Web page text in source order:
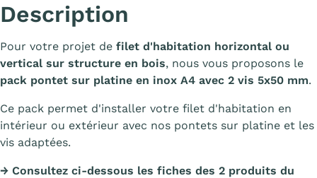
Description
Pour votre projet de filet d'habitation horizontal ou
vertical sur structure en bois, nous vous proposons le
pack pontet sur platine en inox A4 avec 2 vis 5x50 mm.
Ce pack permet d'installer votre filet d'habitation en
intérieur ou extérieur avec nos pontets sur platine et les
vis adaptées.
→ Consultez ci-dessous les fiches des 2 produits du